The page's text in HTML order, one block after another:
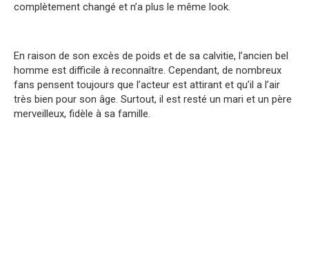
complètement changé et n’a plus le même look.
En raison de son excès de poids et de sa calvitie, l’ancien bel
homme est difficile à reconnaître. Cependant, de nombreux
fans pensent toujours que l’acteur est attirant et qu’il a l’air
très bien pour son âge. Surtout, il est resté un mari et un père
merveilleux, fidèle à sa famille.